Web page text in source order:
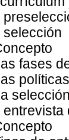
selección
fases
entrevista